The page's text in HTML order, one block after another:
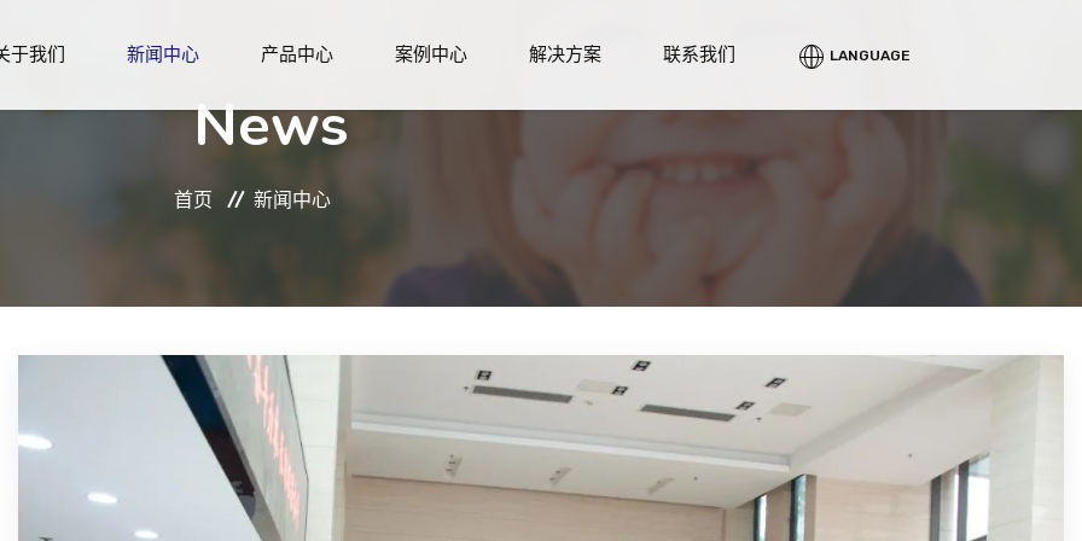
于我们 新闻中心 产品中心 案例中心 解决方案 联系我们 LANGUAGE
News
首页 新闻中心